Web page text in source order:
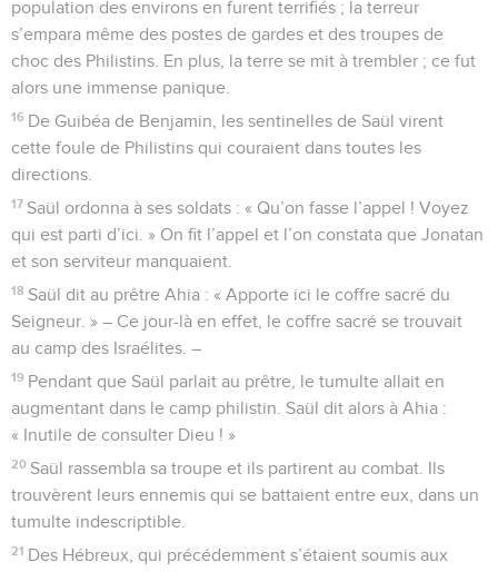
population des environs en furent terrifiés ; la terreur
s’empara même des postes de gardes et des troupes de
choc des Philistins. En plus, la terre se mit à trembler ; ce fut
alors une immense panique.
16 De Guibéa de Benjamin, les sentinelles de Saül virent
cette foule de Philistins qui couraient dans toutes les
directions.
17 Saül ordonna à ses soldats : « Qu’on fasse l’appel ! Voyez
qui est parti d’ici. » On fit l’appel et l’on constata que Jonatan
et son serviteur manquaient.
18 Saül dit au prêtre Ahia : « Apporte ici le coffre sacré du
Seigneur. » – Ce jour-là en effet, le coffre sacré se trouvait
au camp des Israélites. –
19 Pendant que Saül parlait au prêtre, le tumulte allait en
augmentant dans le camp philistin. Saül dit alors à Ahia :
« Inutile de consulter Dieu ! »
20 Saül rassembla sa troupe et ils partirent au combat. Ils
trouvèrent leurs ennemis qui se battaient entre eux, dans un
tumulte indescriptible.
21 Des Hébreux, qui précédemment s’étaient soumis aux